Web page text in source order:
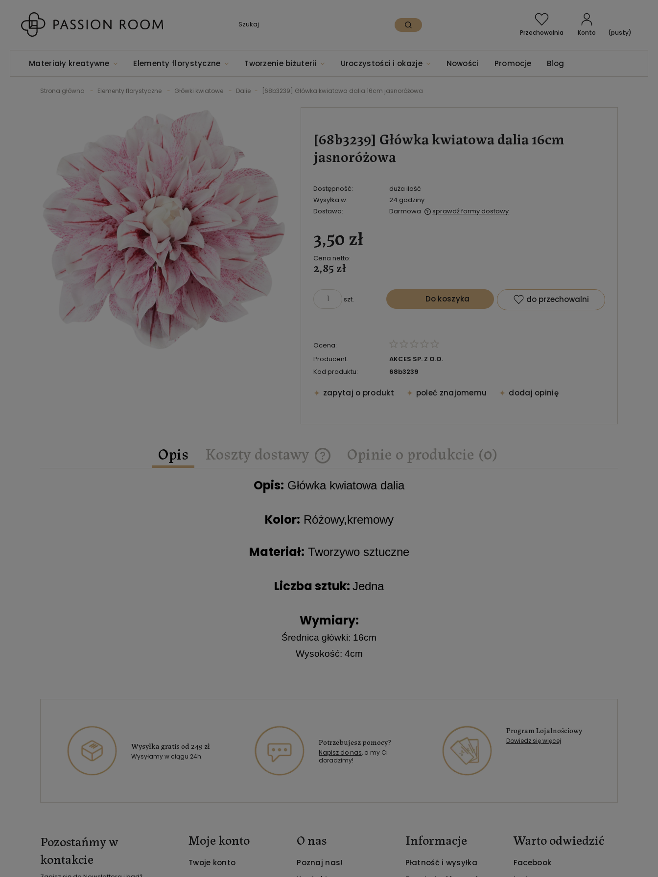
Przechowalnia Konto (pusty)
Materiały kreatywne Elementy florystyczne Tworzenie biżuterii Uroczystości i okazje Nowości Promocje Blog
Strona główna Elementy florystyczne Główki kwiatowe Dalie [68b3239] Główka kwiatowa dalia 16cm jasnoróżowa
[68b3239] Główka kwiatowa dalia 16cm
jasnoróżowa
Dostępność:
duża ilość
Wysyłka w:
24 godziny
Dostawa:
Darmowa
Cena nie zawiera ewentualnych
kosztów płatności
sprawdź formy dostawy
3,50 zł
Cena netto:
2,85 zł
szt. Do koszyka do przechowalni
Ocena:
Producent:
AKCES SP. Z O.O.
Kod produktu:
68b3239
zapytaj o produkt poleć znajomemu dodaj opinię
Opis Koszty dostawy
Cena nie zawiera ewentualnych
kosztów płatności
Opinie o produkcie (0)
Opis: Główka kwiatowa dalia
Kolor: Różowy,kremowy
Materiał: Tworzywo sztuczne
Liczba sztuk: Jedna
Wymiary:
Średnica główki: 16cm
Wysokość: 4cm
Wysyłka gratis od 249 zł
Wysyłamy w ciągu 24h.
Potrzebujesz pomocy?
Napisz do nas, a my Ci
doradzimy!
Program Lojalnościowy
Dowiedz się więcej
Pozostańmy w
kontakcie
Moje konto
Twoje konto
O nas
Poznaj nas!
Informacje
Płatność i wysyłka
Warto odwiedzić
Facebook